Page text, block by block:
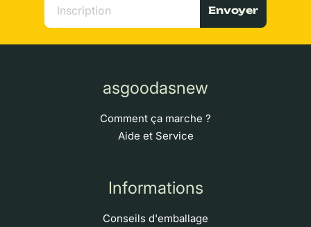
Envoyer
asgoodasnew
Comment ça marche ?
Aide et Service
Informations
Conseils d'emballage